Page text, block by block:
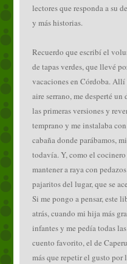
lectores que responda a su
y más historias.
Recuerdo que escribí el
de tapas verdes, que llevé
vacaciones en Córdoba.
aire serrano, me desperté
las primeras versiones y
temprano y me instalaba
cabaña donde parábamos,
todavía. Y, como el
mantener a raya con
pajaritos del lugar, que se
Si me pongo a pensar, este
atrás, cuando mi hija más
infantes y me pedía todas
cuento favorito, el de
más que repetir el gusto por